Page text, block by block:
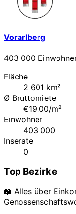
Vorarlberg
403 000
Fläche
2 601 km²
Ø Bruttomiete
€19.00/m²
Einwohner
403 000
Inserate
0
Top Bezirke
📖 Alles über